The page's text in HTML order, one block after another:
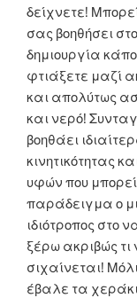
δείχνετε!
σας βοηθήσει
δημιουργία
φτιάξετε μαζί
και απολύτως
και νερό!
βοηθάει
κινητικότητας
υφών που
παράδειγμα ο
ιδιότροπος στο
ξέρω ακριβώς
σιχαίνεται!
έβαλε τα